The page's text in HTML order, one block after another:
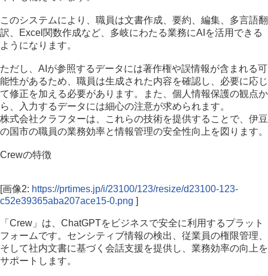
このシステムにより、職員は文書作成、要約、編集、多言語翻
訳、Excel関数作成など、多岐にわたる業務にAIを活用できる
ようになります。
ただし、AIが参照するデータには著作権や誤情報が含まれる可
能性があるため、職員は生成された内容を確認し、必要に応じ
て修正を加える必要があります。また、個人情報保護の観点か
ら、入力するデータには細心の注意が求められます。
株式会社クラフターは、これらの技術を提供することで、伊豆
の国市の職員の業務効率と情報管理の安全性向上を図ります。
Crewの特徴
[画像2: https://prtimes.jp/i/23100/123/resize/d23100-123-
c52e39365aba207ace15-0.png ]
「Crew」は、ChatGPTをビジネスで安全に利用するプラット
フォームです。センシティブ情報の検出、従業員の権限管理、
そして社内文書に基づく会話支援を提供し、業務効率の向上を
サポートします。